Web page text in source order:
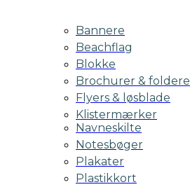
Bannere
Beachflag
Blokke
Brochurer & foldere
Flyers & løsblade
Klistermærker
Navneskilte
Notesbøger
Plakater
Plastikkort